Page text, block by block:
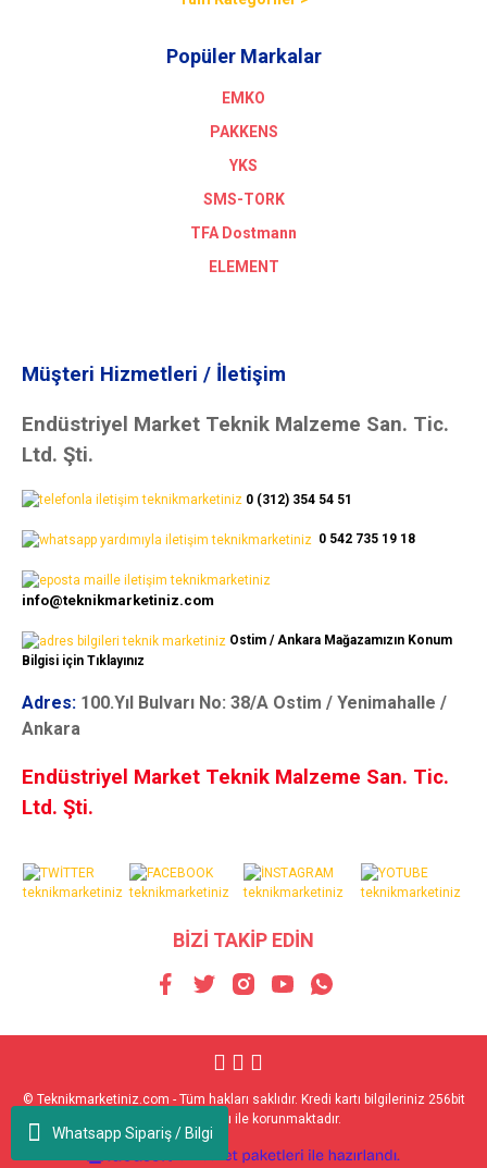
Whatsapp Sipariş / Bilgi
Popüler Markalar
EMKO
PAKKENS
YKS
SMS-TORK
TFA Dostmann
ELEMENT
Müşteri Hizmetleri / İletişim
Endüstriyel Market Teknik Malzeme San. Tic.
Ltd. Şti.
0 (312) 354 54 51
0 542 735 19 18
info@teknikmarketiniz.com
Ostim / Ankara Mağazamızın Konum
Bilgisi için Tıklayınız
Adres: 100.Yıl Bulvarı No: 38/A Ostim / Yenimahalle /
Ankara
Endüstriyel Market Teknik Malzeme San. Tic.
Ltd. Şti.
BİZİ TAKİP EDİN
© Teknikmarketiniz.com - Tüm hakları saklıdır. Kredi kartı bilgileriniz 256bit
SSL sertifikası ile korunmaktadır.
e-